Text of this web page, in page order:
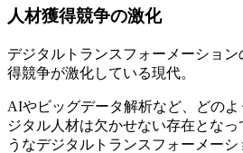
人材獲得競争の激化
デジタルトランスフォーメーショ
得競争が激化している現代。
AIやビッグデータ解析など、どの
ジタル人材は欠かせない存在とな
うなデジタルトランスフォーメー